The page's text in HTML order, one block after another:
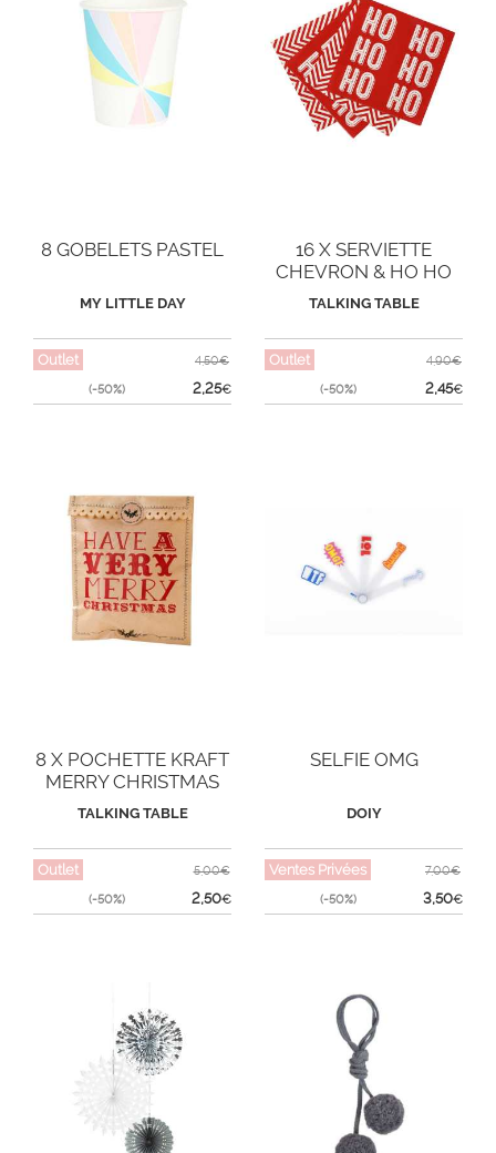
8 GOBELETS PASTEL
MY LITTLE DAY
Outlet
(-50%)
4,50€
2,25€
16 X SERVIETTE
CHEVRON & HO HO
HO
TALKING TABLE
Outlet
(-50%)
4,90€
2,45€
8 X POCHETTE KRAFT
MERRY CHRISTMAS
TALKING TABLE
Outlet
(-50%)
5,00€
2,50€
SELFIE OMG
DOIY
Ventes Privées
(-50%)
7,00€
3,50€